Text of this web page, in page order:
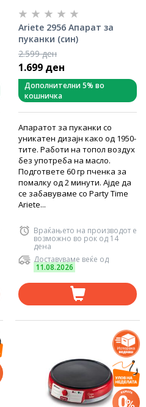
Ariete 2956 Апарат за
пуканки (син)
2.599 ден
1.699 ден
Дополнителни 5% во
кошничка
Апаратот за пуканки со
уникатен дизајн како од 1950-
тите. Работи на топол воздух
без употреба на масло.
Подгответе 60 гр пченка за
помалку од 2 минути. Ајде да
се забавуваме со Party Time
Ariete...
Враќањето на производот е
возможно во рок од 14
дена
Доставуваме веќе од
11.08.2026